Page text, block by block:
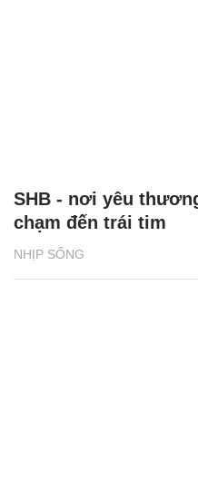
NHỊP SỐNG
SHB - nơi yêu
chạm đến trái tim